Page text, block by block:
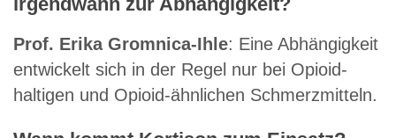
Prof. Erika Gromnica-Ihle: Eine Abhängigkeit
entwickelt sich in der Regel nur bei Opioid-
haltigen und Opioid-ähnlichen Schmerzmitteln.